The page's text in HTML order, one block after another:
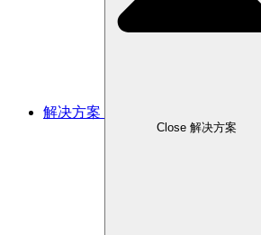
解决方案
Close 解决方案